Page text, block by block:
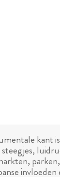
kant
steegjes,
invloeden